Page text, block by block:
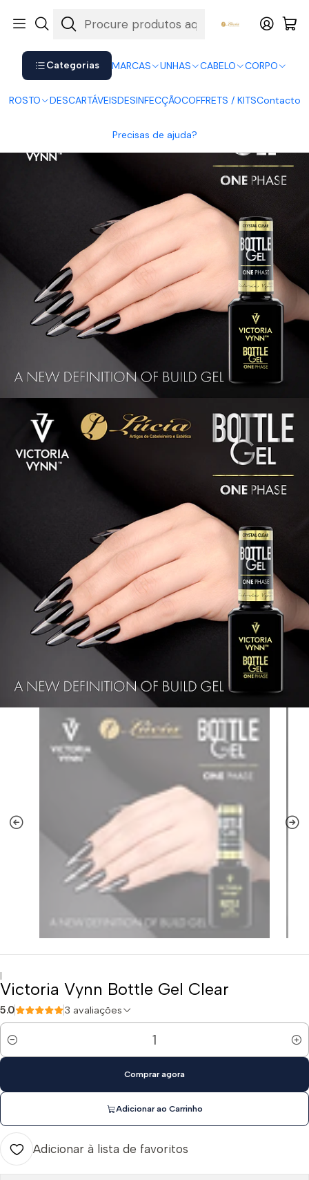
Categorias MARCAS UNHAS CABELO CORPO
ROSTO DESCARTÁVEISDESINFECÇÃOCOFFRETS / KITSContacto
Precisas de ajuda?
Shop now. Pay later with Klarna.
|
Victoria Vynn Bottle Gel Clear
5.0 3 avaliações
Quantidade
Adicionar ao Carrinho
Comprar agora
Adicionar à lista de favoritos